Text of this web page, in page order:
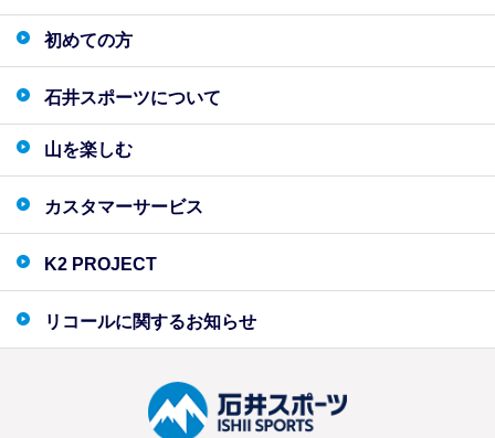
初めての方
石井スポーツについて
山を楽しむ
カスタマーサービス
K2 PROJECT
リコールに関するお知らせ